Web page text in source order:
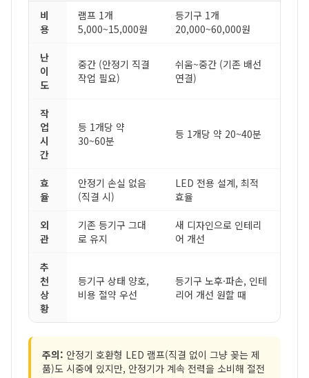
비
용
램프 1개
5,000~15,000원
등기구 1개
20,000~60,000원
난
이
도
중간 (안정기 직결
작업 필요)
쉬움~중간 (기존 배선
연결)
작
업
시
간
등 1개당 약
30~60분
등 1개당 약 20~40분
효
율
안정기 손실 없음
(직결 시)
LED 전용 설계, 최적
효율
외
관
기존 등기구 그대
로 유지
새 디자인으로 인테리
어 개선
추
천
상
황
등기구 상태 양호,
비용 절약 우선
등기구 노후·파손, 인테
리어 개선 원할 때
주의: 안정기 호환형 LED 램프(직결 없이 그냥 꽂는 제
품)도 시중에 있지만, 안정기가 계속 전력을 소비해 절전